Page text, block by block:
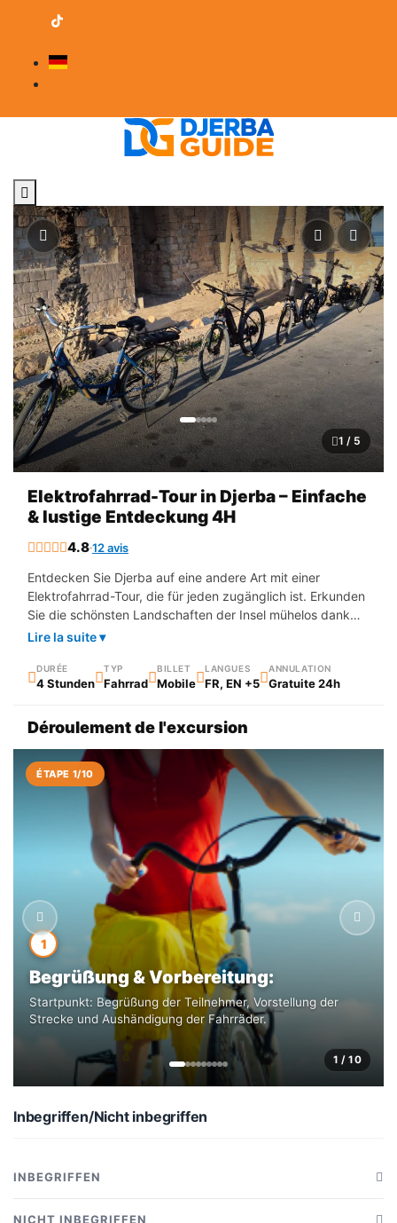
1 / 5
Elektrofahrrad-Tour in Djerba – Einfache
& lustige Entdeckung 4H
4.812 avis
Entdecken Sie Djerba auf eine andere Art mit einer
Elektrofahrrad-Tour, die für jeden zugänglich ist. Erkunden
Sie die schönsten Landschaften der Insel mühelos dank
der elektrischen Unterstützung. Zwischen authentischen
Aktivität ideal, um Djerba in Ihrem eigenen Tempo zu
entdecken. Begleitet von einem lokalen Guide
perfekt um die Natur voll und ganz zu genießen. Das
mühelos zu fahren, ohne zu ermüden. Dieser Ausflug ist
für Anfänger wie auch für Geübte geeignet. Ein originelles,
ökologisches und geselliges Erlebnis zu zweit, mit
Freunden oder der Familie.
Lire la suite ▾
DURÉE
4 Stunden
TYP
Fahrrad
BILLET
Mobile
LANGUES
FR, EN +5
ANNULATION
Gratuite 24h
Déroulement de l'excursion
ÉTAPE 1/10
1
Begrüßung & Vorbereitung:
Startpunkt: Begrüßung der Teilnehmer, Vorstellung der
Strecke und Aushändigung der Fahrräder.
1 / 10
Inbegriffen/Nicht inbegriffen
INBEGRIFFEN
Elektrofahrrad
NICHT INBEGRIFFEN